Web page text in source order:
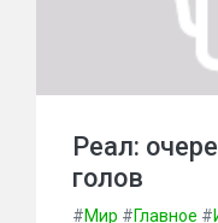
Реал:
голов
#Мир #Главное #